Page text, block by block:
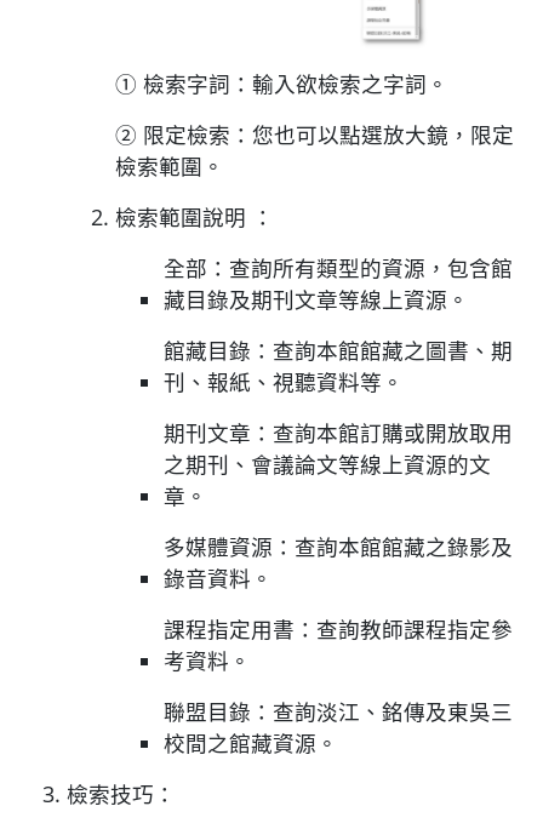
① 檢索字詞：輸入欲檢索之字詞。
② 限定檢索：您也可以點選放大鏡，限定
檢索範圍。
檢索範圍說明 ：
全部：查詢所有類型的資源，包含館
藏目錄及期刊文章等線上資源。
館藏目錄：查詢本館館藏之圖書、期
刊、報紙、視聽資料等。
期刊文章：查詢本館訂購或開放取用
之期刊、會議論文等線上資源的文
章。
多媒體資源：查詢本館館藏之錄影及
錄音資料。
課程指定用書：查詢教師課程指定參
考資料。
聯盟目錄：查詢淡江、銘傳及東吳三
校間之館藏資源。
檢索技巧：